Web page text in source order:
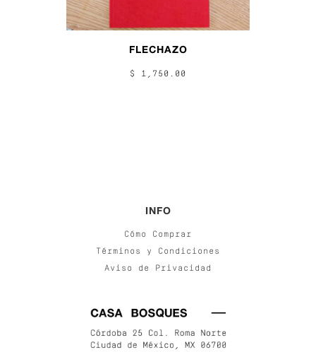
FLECHAZO
$ 1,750.00
INFO
Cómo Comprar
Términos y Condiciones
Aviso de Privacidad